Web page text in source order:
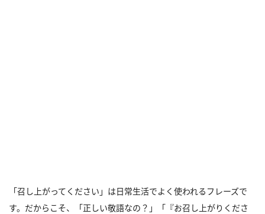
「召し上がってください」は日常生活でよく使われるフレーズで
す。だからこそ、「正しい敬語なの？」「『お召し上がりくださ